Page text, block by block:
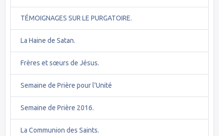
TÉMOIGNAGES SUR LE PURGATOIRE.
La Haine de Satan.
Frères et sœurs de Jésus.
Semaine de Prière pour l'Unité
Semaine de Prière 2016.
La Communion des Saints.